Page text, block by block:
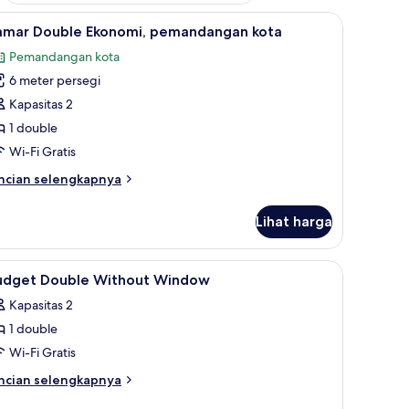
Kedap suara, Wi-Fi gratis, dan seprai linenKamar Double Ekonomi, pemandangan
10 Double Ekonomi, pemandangan kota
Pemandangan kota
6 meter persegi
Kapasitas 2
1 double
Wi-Fi Gratis
selengkapnya
Lihat harga
Kedap suara, Wi-Fi gratis, dan seprai linen
1 Double Without Window
Kapasitas 2
1 double
Wi-Fi Gratis
selengkapnya